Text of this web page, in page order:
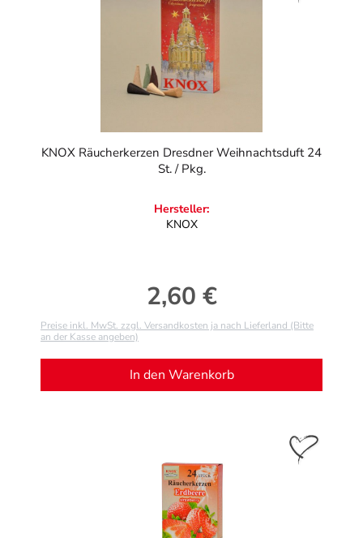
KNOX Räucherkerzen Dresdner Weihnachtsduft 24
St. / Pkg.
Hersteller:
KNOX
Regulärer Preis:
2,60 €
Preise inkl. MwSt. zzgl. Versandkosten ja nach Lieferland (Bitte
an der Kasse angeben)
In den Warenkorb